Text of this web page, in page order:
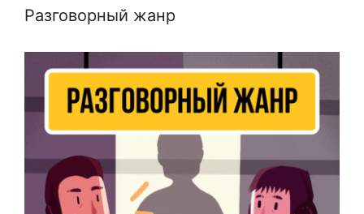
Разговорный жанр